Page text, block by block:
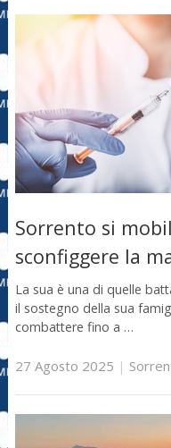
Sorrento si
sconfiggere la
La sua è una di quelle
il sostegno della sua
combattere fino a …
27 Agosto 2025 |